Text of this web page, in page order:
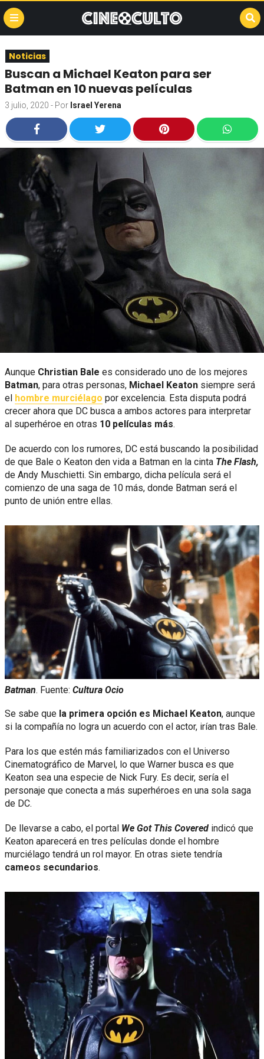
Noticias
Buscan a Michael Keaton para ser
Batman en 10 nuevas películas
3 julio, 2020 - Por Israel Yerena
Aunque Christian Bale es considerado uno de los mejores
Batman, para otras personas, Michael Keaton siempre será
el hombre murciélago por excelencia. Esta disputa podrá
crecer ahora que DC busca a ambos actores para interpretar
al superhéroe en otras 10 películas más.
De acuerdo con los rumores, DC está buscando la posibilidad
de que Bale o Keaton den vida a Batman en la cinta The Flash,
de Andy Muschietti. Sin embargo, dicha película será el
comienzo de una saga de 10 más, donde Batman será el
punto de unión entre ellas.
Batman. Fuente: Cultura Ocio
Se sabe que la primera opción es Michael Keaton, aunque
si la compañía no logra un acuerdo con el actor, irían tras Bale.
Para los que estén más familiarizados con el Universo
Cinematográfico de Marvel, lo que Warner busca es que
Keaton sea una especie de Nick Fury. Es decir, sería el
personaje que conecta a más superhéroes en una sola saga
de DC.
De llevarse a cabo, el portal We Got This Covered indicó que
Keaton aparecerá en tres películas donde el hombre
murciélago tendrá un rol mayor. En otras siete tendría
cameos secundarios.